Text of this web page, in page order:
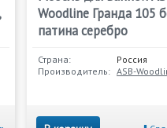
Woodline Гранда 105
патина серебро
Страна:
Россия
Производитель: ASB-